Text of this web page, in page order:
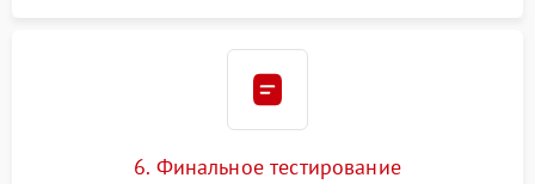
6. Финальное тестирование